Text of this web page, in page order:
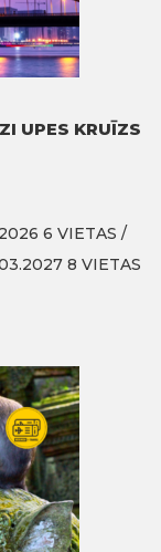
UPES KRUĪZS
6 VIETAS /
8 VIETAS